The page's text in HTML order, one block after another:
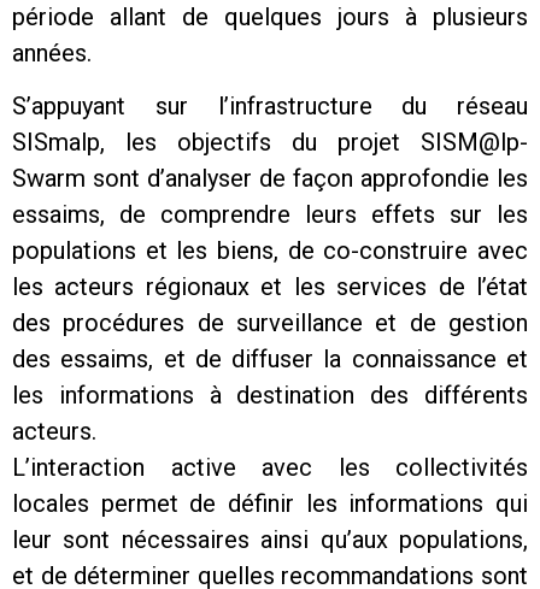
période allant de quelques jours à plusieurs
années.
S’appuyant sur l’infrastructure du réseau
SISmalp, les objectifs du projet SISM@lp-
Swarm sont d’analyser de façon approfondie les
essaims, de comprendre leurs effets sur les
populations et les biens, de co-construire avec
les acteurs régionaux et les services de l’état
des procédures de surveillance et de gestion
des essaims, et de diffuser la connaissance et
les informations à destination des différents
acteurs.
L’interaction active avec les collectivités
locales permet de définir les informations qui
leur sont nécessaires ainsi qu’aux populations,
et de déterminer quelles recommandations sont